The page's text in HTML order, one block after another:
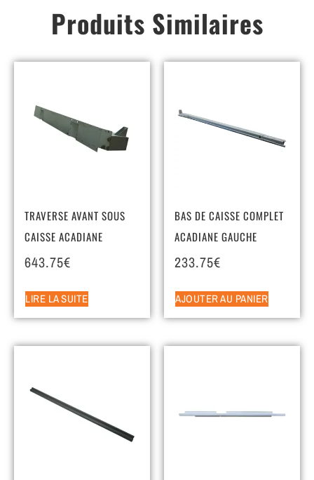
Produits Similaires
TRAVERSE AVANT SOUS
CAISSE ACADIANE
643.75€
LIRE LA SUITE
BAS DE CAISSE COMPLET
ACADIANE GAUCHE
233.75€
AJOUTER AU PANIER